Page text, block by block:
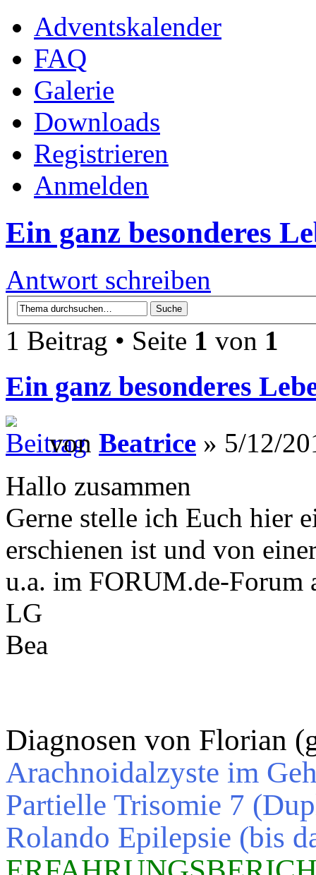
Adventskalender
FAQ
Galerie
Downloads
Registrieren
Anmelden
Ein ganz besonderes
Antwort schreiben
1 Beitrag • Seite 1 von 1
Ein ganz besonderes
von Beatrice » 5/12/
Hallo zusammen
Gerne stelle ich Euch hier
erschienen ist und von
u.a. im FORUM.de-Forum
LG
Bea
Diagnosen von Florian
Arachnoidalzyste im
Partielle Trisomie 7
Rolando Epilepsie (bis